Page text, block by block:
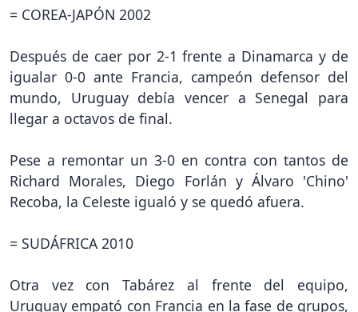
= COREA-JAPÓN 2002
Después de caer por 2-1 frente a Dinamarca y de
igualar 0-0 ante Francia, campeón defensor del
mundo, Uruguay debía vencer a Senegal para
llegar a octavos de final.
Pese a remontar un 3-0 en contra con tantos de
Richard Morales, Diego Forlán y Álvaro 'Chino'
Recoba, la Celeste igualó y se quedó afuera.
= SUDÁFRICA 2010
Otra vez con Tabárez al frente del equipo,
Uruguay empató con Francia en la fase de grupos,